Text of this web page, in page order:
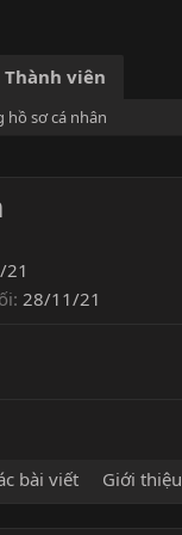
Thành viên
hồ sơ cá nhân
28/11/21
bài viết Giới thiệu